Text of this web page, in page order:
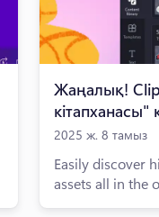
Жаңалық!
2025 ж. 8 тамыз
Easily discover
assets all in the